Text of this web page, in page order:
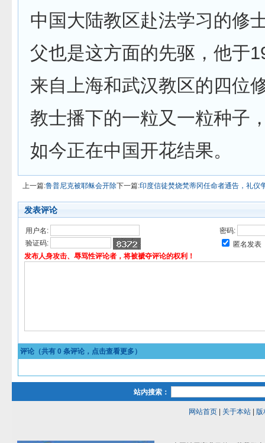
中国大陆教区赴法学习的修
父也是这方面的先驱，他于
来自上海和武汉教区的四位
教士播下的一粒又一粒种子
如今正在中国开花结果。
上一篇:鲁普尼克被耶稣会开除下一篇:印度信徒焚烧梵蒂冈任命者通告，礼仪
发表评论
用户名:
密码:
验证码:
匿名发表
发布人身攻击、辱骂性评论者，将被褫夺评论的权利！
评论（共有 0 条评论，点击查看更多）
站内搜索：
网站首页| 关于本站| 版